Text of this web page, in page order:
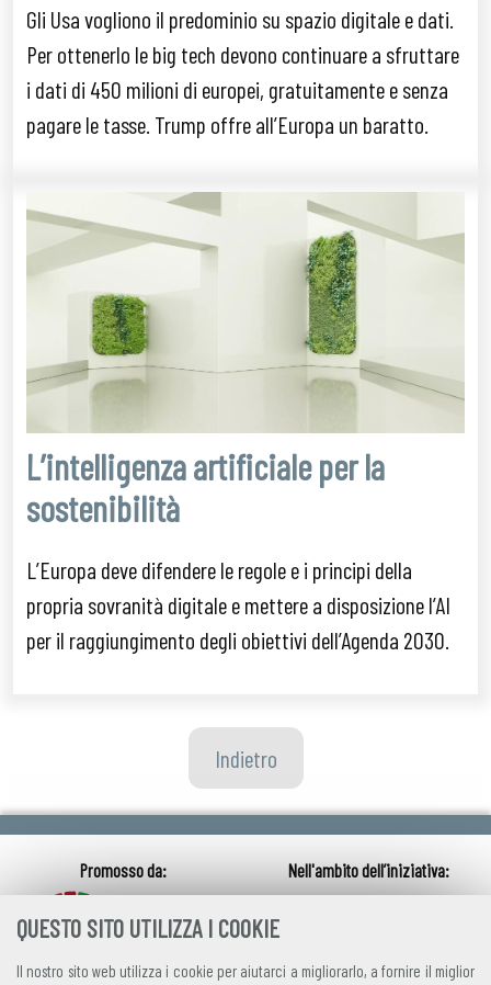
QUESTO SITO UTILIZZA I COOKIE
Il nostro sito web utilizza i cookie per aiutarci a migliorarlo, a fornire il miglior
Gli Usa vogliono il predominio su spazio digitale e dati.
Per ottenerlo le big tech devono continuare a sfruttare
i dati di 450 milioni di europei, gratuitamente e senza
pagare le tasse. Trump offre all’Europa un baratto.
L’intelligenza artificiale per la
sostenibilità
L’Europa deve difendere le regole e i principi della
propria sovranità digitale e mettere a disposizione l’AI
per il raggiungimento degli obiettivi dell’Agenda 2030.
Indietro